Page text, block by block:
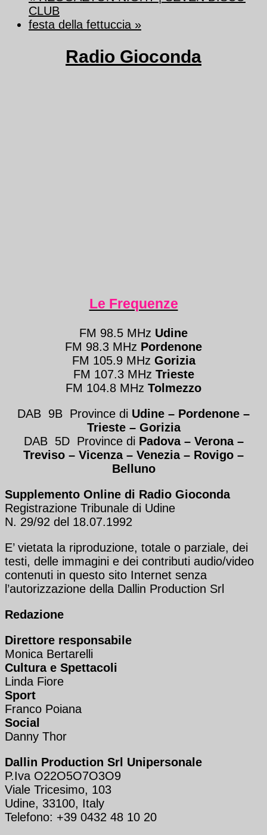
CLUB
festa della fettuccia »
Radio Gioconda
Le Frequenze
FM 98.5 MHz Udine
FM 98.3 MHz Pordenone
FM 105.9 MHz Gorizia
FM 107.3 MHz Trieste
FM 104.8 MHz Tolmezzo
DAB 9B Province di Udine – Pordenone –
Trieste – Gorizia
DAB 5D Province di Padova – Verona –
Treviso – Vicenza – Venezia – Rovigo –
Belluno
Supplemento Online di Radio Gioconda
Registrazione Tribunale di Udine
N. 29/92 del 18.07.1992
E’ vietata la riproduzione, totale o parziale, dei
testi, delle immagini e dei contributi audio/video
contenuti in questo sito Internet senza
l’autorizzazione della Dallin Production Srl
Redazione
Direttore responsabile
Monica Bertarelli
Cultura e Spettacoli
Linda Fiore
Sport
Franco Poiana
Social
Danny Thor
Dallin Production Srl Unipersonale
P.Iva O22O5O7O3O9
Viale Tricesimo, 103
Udine, 33100, Italy
Telefono: +39 0432 48 10 20